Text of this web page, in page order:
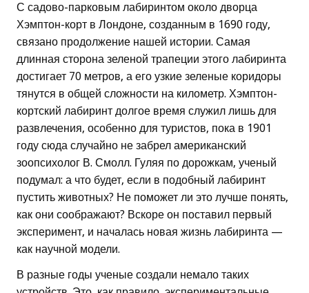
С садово-парковым лабиринтом около дворца
Хэмптон-корт в Лондоне, созданным в 1690 году,
связано продолжение нашей истории. Самая
длинная сторона зеленой трапеции этого лабиринта
достигает 70 метров, а его узкие зеленые коридоры
тянутся в общей сложности на километр. Хэмптон-
кортский лабиринт долгое время служил лишь для
развлечения, особенно для туристов, пока в 1901
году сюда случайно не забрел американский
зоопсихолог В. Смолл. Гуляя по дорожкам, ученый
подумал: а что будет, если в подобный лабиринт
пустить животных? Не поможет ли это лучше понять,
как они соображают? Вскоре он поставил первый
эксперимент, и началась новая жизнь лабиринта —
как научной модели.
В разные годы ученые создали немало таких